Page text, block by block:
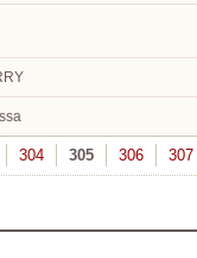
304 305 306 307